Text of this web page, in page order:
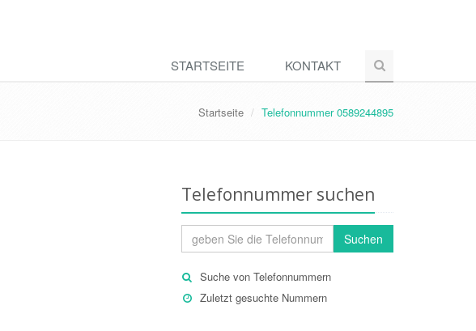
STARTSEITE KONTAKT
Startseite Telefonnummer 0589244895
Telefonnummer suchen
Suchen
Suche von Telefonnummern
Zuletzt gesuchte Nummern